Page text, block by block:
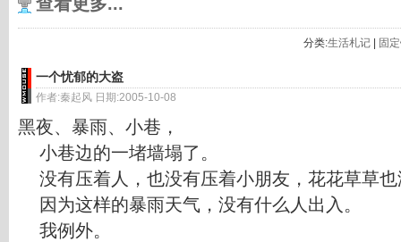
分类:生活札记 | 固
一个忧郁的大盗
作者:秦起风 日期:2005-10-08
黑夜、暴雨、小巷，
小巷边的一堵墙塌了。
没有压着人，也没有压着小朋友，花花草草也
因为这样的暴雨天气，没有什么人出入。
我例外。